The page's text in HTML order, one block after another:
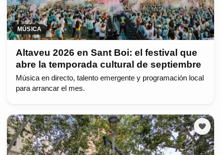
MÚSICA
Altaveu 2026 en Sant Boi: el festival que
abre la temporada cultural de septiembre
Música en directo, talento emergente y programación local
para arrancar el mes.